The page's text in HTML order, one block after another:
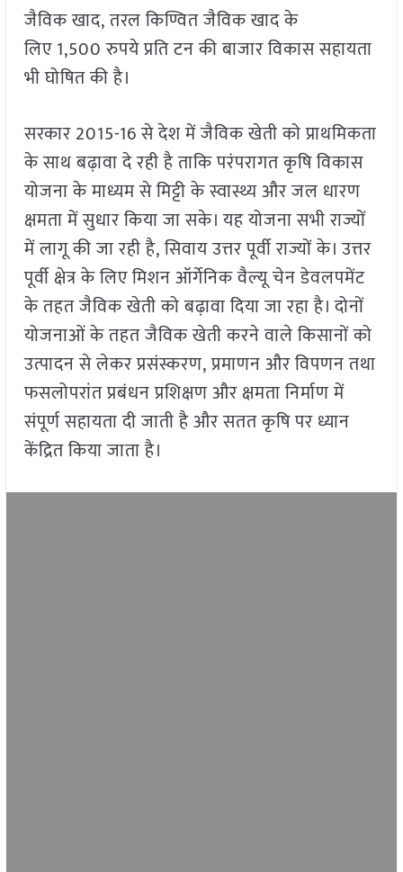
जैविक खाद, तरल किण्वित जैविक खाद के
लिए 1,500 रुपये प्रति टन की बाजार विकास सहायता
भी घोषित की है।
सरकार 2015-16 से देश में जैविक खेती को प्राथमिकता
के साथ बढ़ावा दे रही है ताकि परंपरागत कृषि विकास
योजना के माध्यम से मिट्टी के स्वास्थ्य और जल धारण
क्षमता में सुधार किया जा सके। यह योजना सभी राज्यों
में लागू की जा रही है, सिवाय उत्तर पूर्वी राज्यों के। उत्तर
पूर्वी क्षेत्र के लिए मिशन ऑर्गेनिक वैल्यू चेन डेवलपमेंट
के तहत जैविक खेती को बढ़ावा दिया जा रहा है। दोनों
योजनाओं के तहत जैविक खेती करने वाले किसानों को
उत्पादन से लेकर प्रसंस्करण, प्रमाणन और विपणन तथा
फसलोपरांत प्रबंधन प्रशिक्षण और क्षमता निर्माण में
संपूर्ण सहायता दी जाती है और सतत कृषि पर ध्यान
केंद्रित किया जाता है।